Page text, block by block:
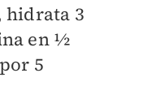
hidrata 3
en ½
5